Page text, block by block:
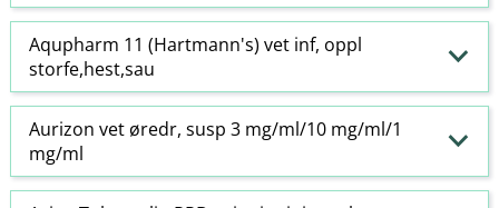
Aqupharm 11 (Hartmann's) vet inf, oppl
storfe,hest,sau
Aurizon vet øredr, susp 3 mg/ml/10 mg/ml/1
mg/ml